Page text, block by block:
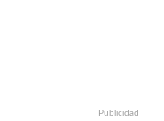
Publicidad